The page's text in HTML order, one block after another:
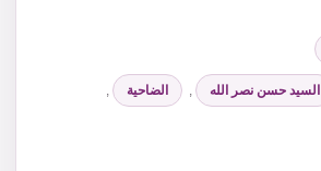
السيد حسن نصر الله الضاحية